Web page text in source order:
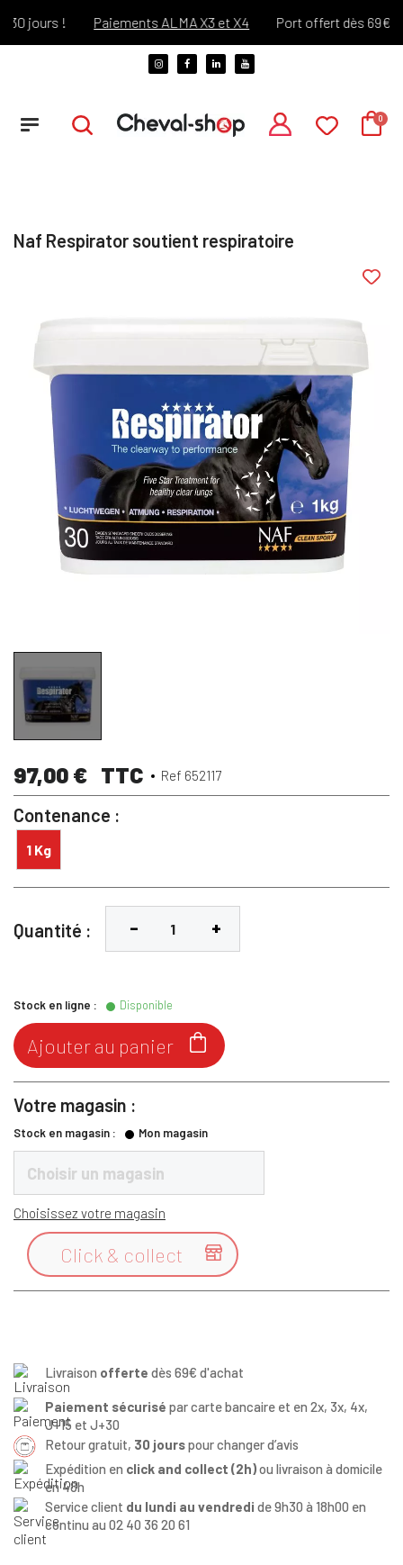
jours ! Paiements ALMA X3 et X4 Port offert dès 69€
Naf Respirator soutient respiratoire
97,00 € TTC Ref 652117
Contenance :
1 Kg
Quantité :
Stock en ligne : Disponible

Ajouter au panier
Votre magasin :
Stock en magasin : Mon magasin
Choisir un magasin
Choisissez votre magasin

Click & collect
Livraison offerte dès 69€ d'achat
Paiement sécurisé par carte bancaire et en 2x, 3x, 4x,
J+15 et J+30
Retour gratuit, 30 jourspour changer d’avis
Expédition en click and collect (2h)ou livraison à domicile
en 48h
Service client du lundi au vendredi de 9h30 à 18h00 en
continu au 02 40 36 20 61